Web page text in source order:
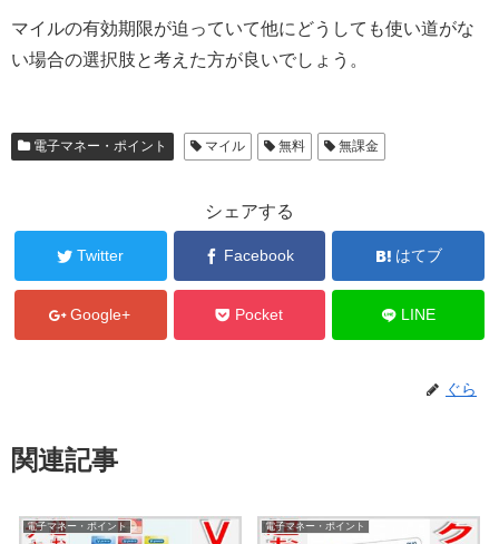
マイルの有効期限が迫っていて他にどうしても使い道がな
い場合の選択肢と考えた方が良いでしょう。
電子マネー・ポイント マイル 無料 無課金
シェアする
Twitter Facebook はてブ
Google+ Pocket LINE
ぐら
関連記事
電子マネー・ポイント 電子マネー・ポイント